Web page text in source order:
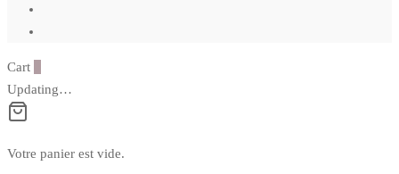
Cart
Updating…
Votre panier est vide.